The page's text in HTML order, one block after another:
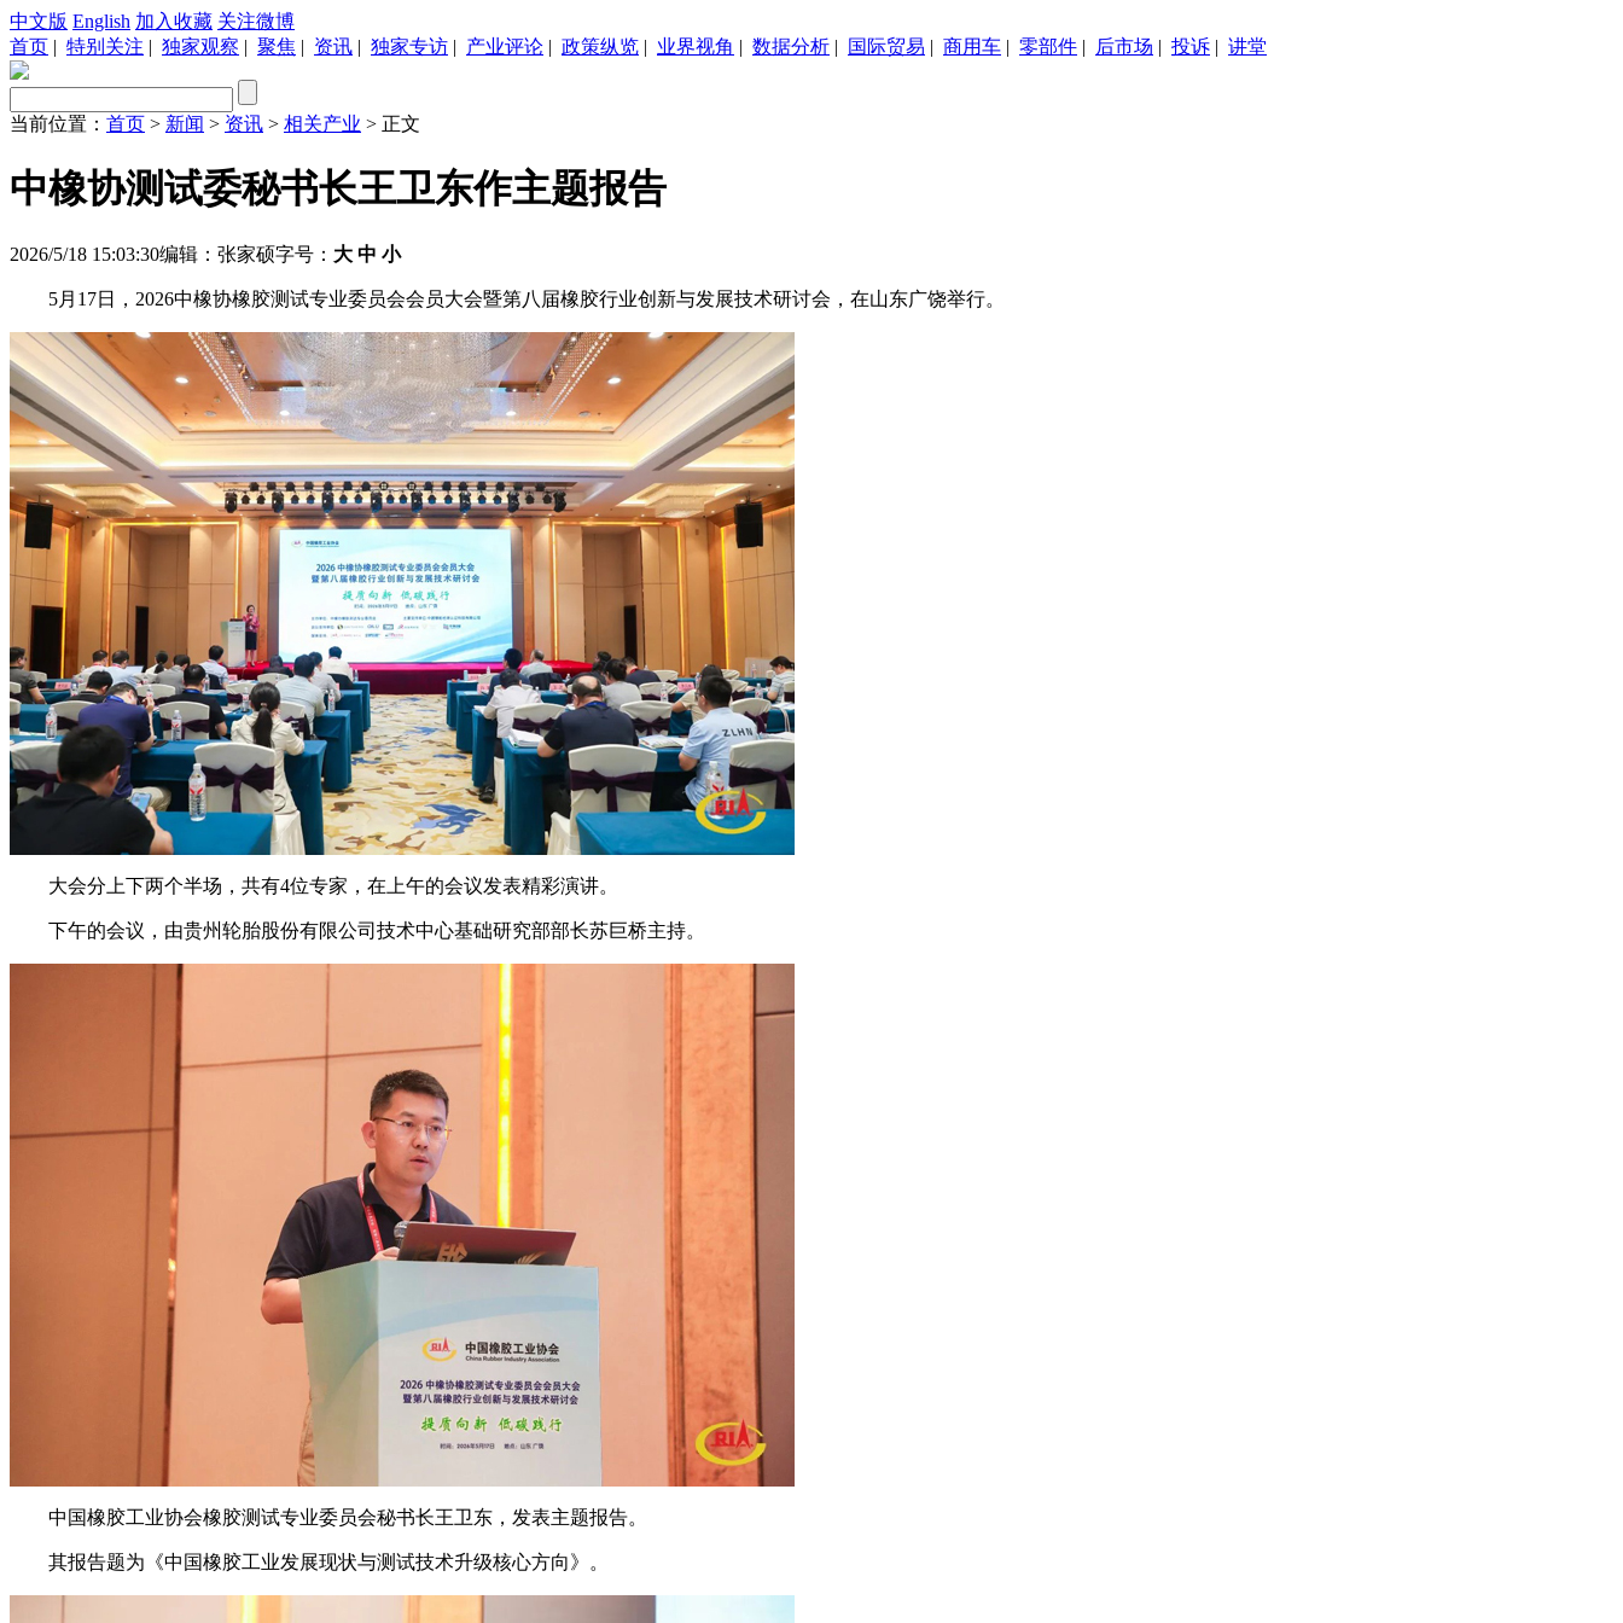
中文版 English 加入收藏 关注微博
首页 | 特别关注 | 独家观察 | 聚焦 | 资讯 | 独家专访 | 产业评论 | 政策纵览 | 业界视角 | 数据分析 | 国际贸易 | 商用车 | 零部件 | 后市场 | 投诉 | 讲堂
当前位置： 首页 > 新闻 > 资讯 > 相关产业 > 正文
中橡协测试委秘书长王卫东作主题报告
2026/5/18 15:03:30编辑：张家硕字号： 大 中 小
5月17日，2026中橡协橡胶测试专业委员会会员大会暨第八届橡胶行业创新与发展技术研讨会，在山东广饶举行。
大会分上下两个半场，共有4位专家，在上午的会议发表精彩演讲。
下午的会议，由贵州轮胎股份有限公司技术中心基础研究部部长苏巨桥主持。
中国橡胶工业协会橡胶测试专业委员会秘书长王卫东，发表主题报告。
其报告题为《中国橡胶工业发展现状与测试技术升级核心方向》。